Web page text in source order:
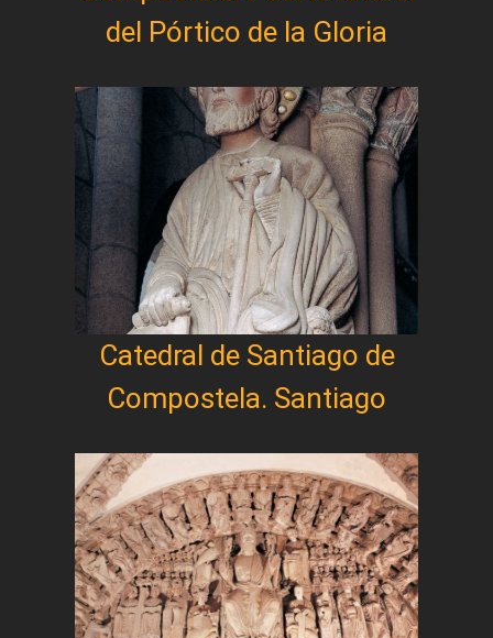
del Pórtico de la Gloria
Catedral de Santiago de
Compostela. Santiago